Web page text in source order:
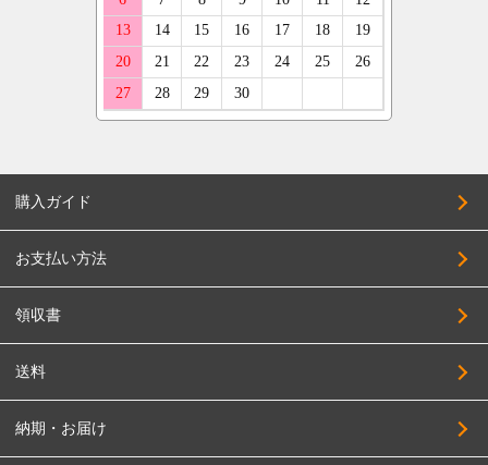
購入ガイド
お支払い方法
領収書
送料
納期・お届け